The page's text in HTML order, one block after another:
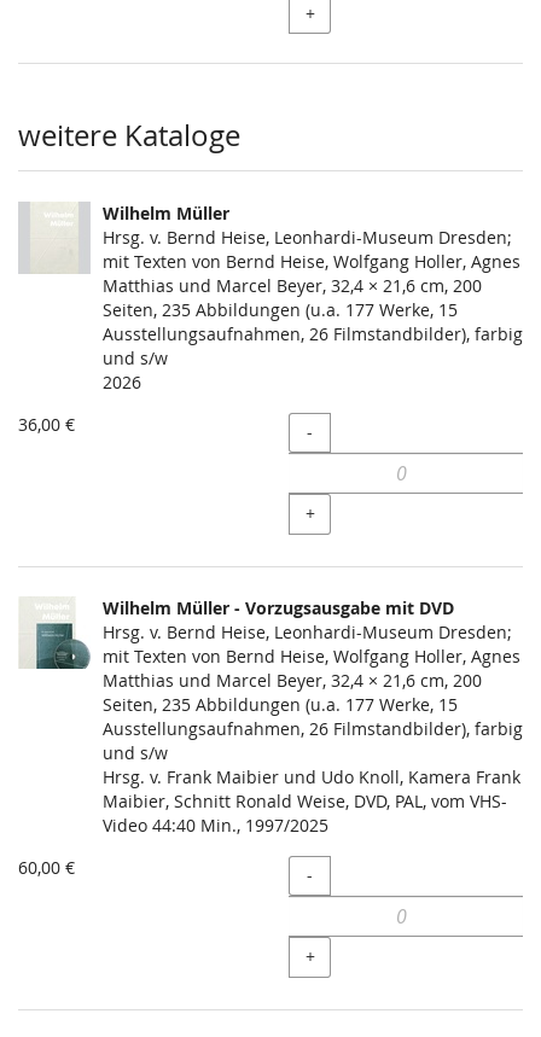
+
weitere Kataloge
Wilhelm Müller
Hrsg. v. Bernd Heise, Leonhardi-Museum Dresden;
mit Texten von Bernd Heise, Wolfgang Holler, Agnes
Matthias und Marcel Beyer, 32,4 × 21,6 cm, 200
Seiten, 235 Abbildungen (u.a. 177 Werke, 15
Ausstellungsaufnahmen, 26 Filmstandbilder), farbig
und s/w
2026
36,00 €
Menge
-
+
Wilhelm Müller - Vorzugsausgabe mit DVD
Hrsg. v. Bernd Heise, Leonhardi-Museum Dresden;
mit Texten von Bernd Heise, Wolfgang Holler, Agnes
Matthias und Marcel Beyer, 32,4 × 21,6 cm, 200
Seiten, 235 Abbildungen (u.a. 177 Werke, 15
Ausstellungsaufnahmen, 26 Filmstandbilder), farbig
und s/w
Hrsg. v. Frank Maibier und Udo Knoll, Kamera Frank
Maibier, Schnitt Ronald Weise, DVD, PAL, vom VHS-
Video 44:40 Min., 1997/2025
60,00 €
Menge
-
+